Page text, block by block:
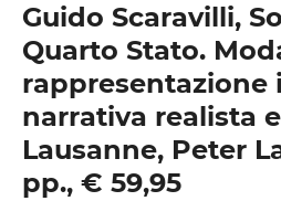
Guido Scaravilli,
Quarto Stato.
rappresentazione
narrativa realista
Lausanne, Peter
pp., € 59,95